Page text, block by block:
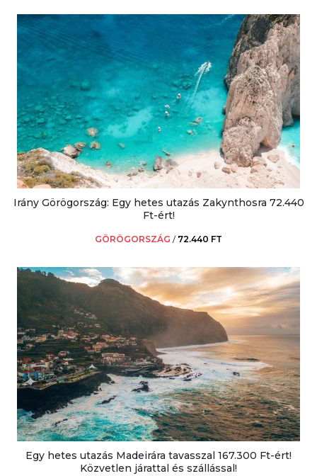
Irány Görögország: Egy hetes utazás Zakynthosra 72.440
Ft-ért!
GÖRÖGORSZÁG / 72.440 FT
Egy hetes utazás Madeirára tavasszal 167.300 Ft-ért!
Közvetlen járattal és szállással!